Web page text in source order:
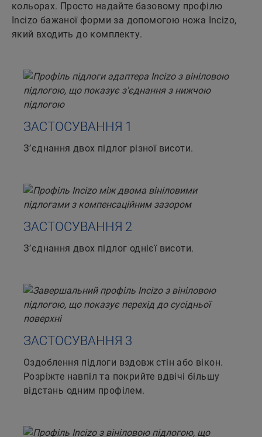
кольорах. Просто надайте базовому профілю
Incizo бажаної форми за допомогою ножа Incizo,
який входить до комплекту.
ЗАСТОСУВАННЯ 1
З’єднання двох підлог різної висоти.
ЗАСТОСУВАННЯ 2
З’єднання двох підлог однієї висоти.
ЗАСТОСУВАННЯ 3
Оздоблення підлоги вздовж стін або вікон.
Розріжте навпіл та покрийте вдвічі більшу
відстань одним профілем.